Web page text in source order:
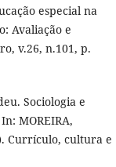
especial na
Avaliação e
v.26, n.101, p.
Sociologia e
MOREIRA,
Currículo, cultura e